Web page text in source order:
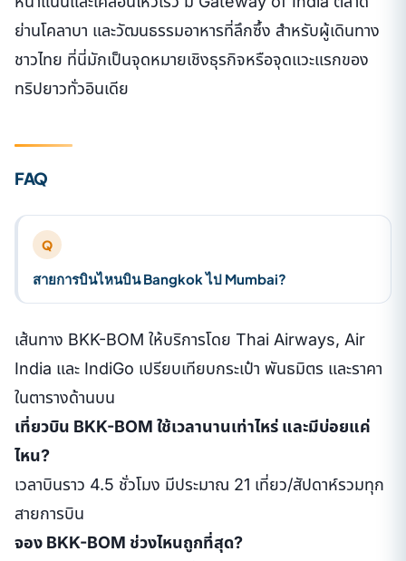
ย่านโคลาบา และวัฒนธรรมอาหารที่ลึกซึ้ง สำหรับผู้เดินทาง
ชาวไทย ที่นี่มักเป็นจุดหมายเชิงธุรกิจหรือจุดแวะแรกของ
ทริปยาวทั่วอินเดีย
FAQ
Q
สายการบินไหนบิน Bangkok ไป Mumbai?
เส้นทาง BKK-BOM ให้บริการโดย Thai Airways, Air
India และ IndiGo เปรียบเทียบกระเป๋า พันธมิตร และราคา
ในตารางด้านบน
เที่ยวบิน BKK-BOM ใช้เวลานานเท่าไหร่ และมีบ่อยแค่
ไหน?
เวลาบินราว 4.5 ชั่วโมง มีประมาณ 21 เที่ยว/สัปดาห์รวมทุก
สายการบิน
จอง BKK-BOM ช่วงไหนถูกที่สุด?